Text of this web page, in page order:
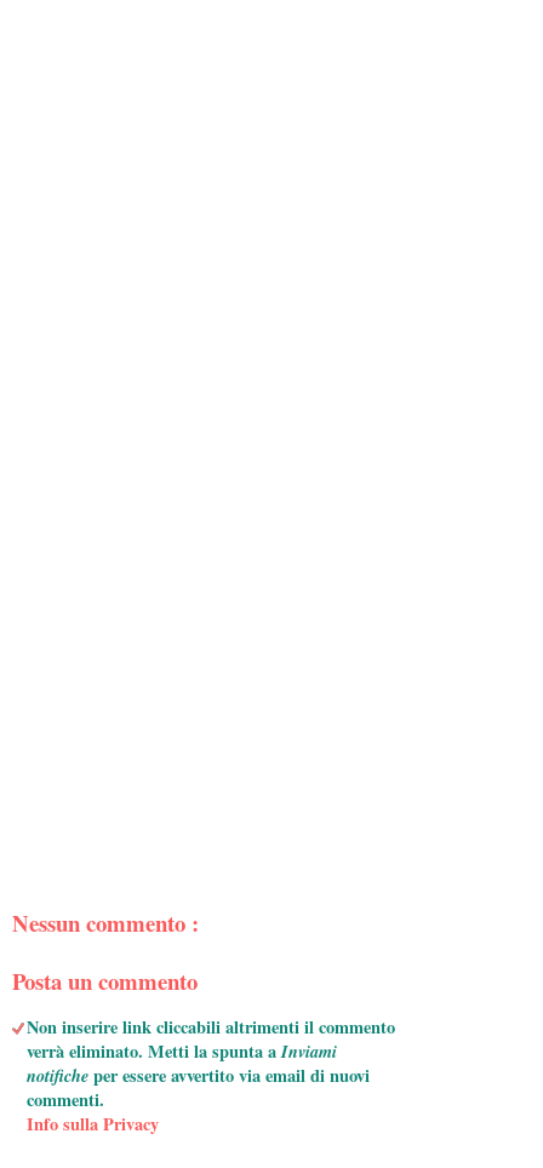
Nessun commento :
Posta un commento
Non inserire link cliccabili altrimenti il commento
verrà eliminato. Metti la spunta aInviami
notificheper essere avvertito via email di nuovi
commenti.
Info sulla Privacy